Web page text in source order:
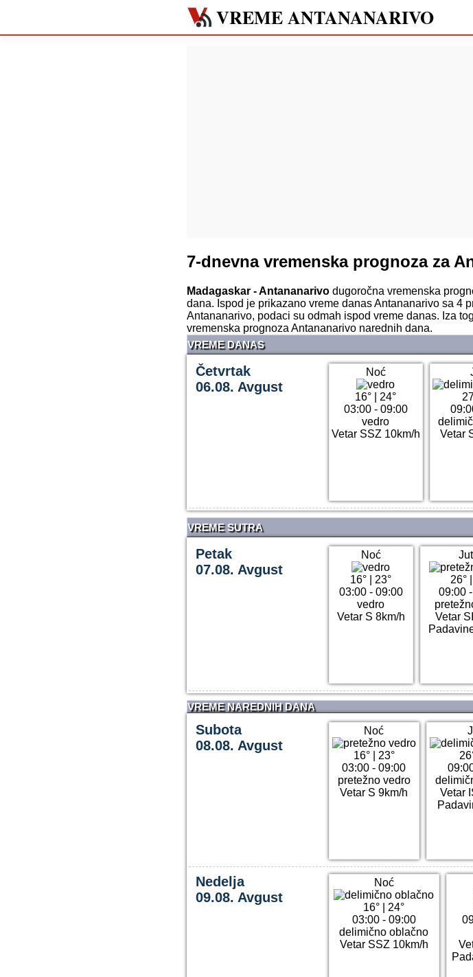
VREME ANTANANARIVO
7-dnevna vremenska prognoza za
Madagaskar - Antananarivo dugoročna vremenska
dana. Ispod je prikazano vreme danas Antananarivo sa 4
Antananarivo, podaci su odmah ispod vreme danas. Iza
vremenska prognoza Antananarivo narednih dana.
VREME DANAS
Četvrtak
06.08. Avgust
Noć
16°
24°
03:00 - 09:00
vedro
Vetar SSZ 10km/h
Vetar
VREME SUTRA
Petak
07.08. Avgust
Noć
16°
23°
03:00 - 09:00
vedro
Vetar S 8km/h
26°|
09:00
Vetar
VREME NAREDNIH DANA
Subota
08.08. Avgust
Noć
16°| 23°
03:00 - 09:00
pretežno vedro
Vetar S 9km/h
Vetar
Nedelja
09.08. Avgust
Noć
16°
24°
03:00 - 09:00
delimično oblačno
Vetar SSZ 10km/h